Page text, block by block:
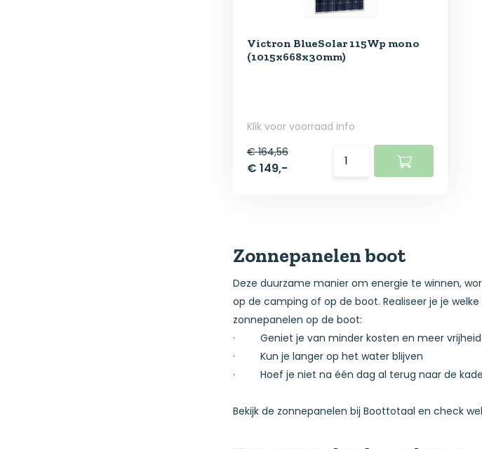
Victron BlueSolar 115Wp mono
(1015x668x30mm)
Klik voor voorraad info
€ 164,56
€ 149,-
Zonnepanelen boot
Deze duurzame manier om energie te winnen,
op de camping of op de boot. Realiseer je je
zonnepanelen op de boot:
· Geniet je van minder kosten en meer vrijheid
· Kun je langer op het water blijven
· Hoef je niet na één dag al terug naar de
Bekijk de zonnepanelen bij Boottotaal en check